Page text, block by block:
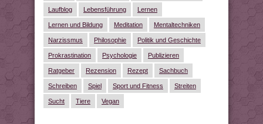
Laufblog Lebensführung Lernen
Lernen und Bildung Meditation Mentaltechniken
Narzissmus Philosophie Politik und Geschichte
Prokrastination Psychologie Publizieren
Ratgeber Rezension Rezept Sachbuch
Schreiben Spiel Sport und Fitness Streiten
Sucht Tiere Vegan